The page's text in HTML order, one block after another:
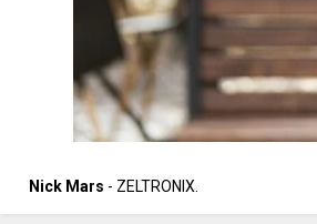
Nick Mars - ZELTRONIX.